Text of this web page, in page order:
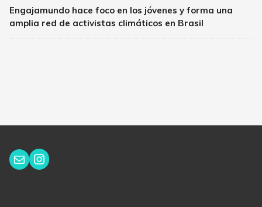
Engajamundo hace foco en los jóvenes y forma una
amplia red de activistas climáticos en Brasil
Correo electrónico
Instagram